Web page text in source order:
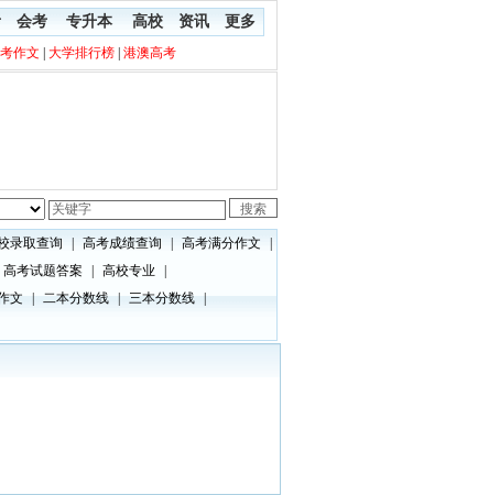
会考 专升本 高校 资讯 更多
作文 大学排行榜 港澳高考
录取查询 高考成绩查询 高考满分作文
高考试题答案 高校专业
文 二本分数线 三本分数线